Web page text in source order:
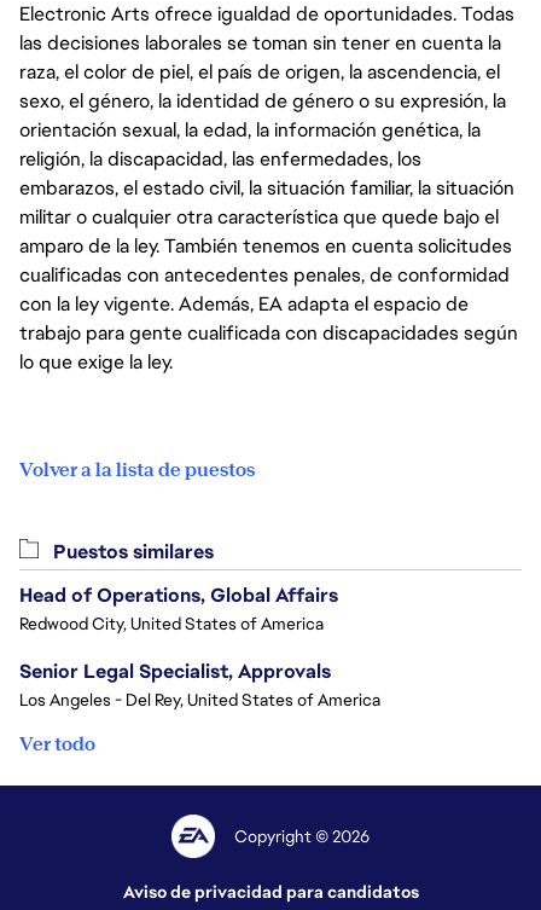
Electronic Arts ofrece igualdad de oportunidades. Todas
las decisiones laborales se toman sin tener en cuenta la
raza, el color de piel, el país de origen, la ascendencia, el
sexo, el género, la identidad de género o su expresión, la
orientación sexual, la edad, la información genética, la
religión, la discapacidad, las enfermedades, los
embarazos, el estado civil, la situación familiar, la situación
militar o cualquier otra característica que quede bajo el
amparo de la ley. También tenemos en cuenta solicitudes
cualificadas con antecedentes penales, de conformidad
con la ley vigente. Además, EA adapta el espacio de
trabajo para gente cualificada con discapacidades según
lo que exige la ley.
Volver a la lista de puestos
Puestos similares
Head of Operations, Global Affairs
Redwood City, United States of America
Senior Legal Specialist, Approvals
Los Angeles - Del Rey, United States of America
Ver todo
Copyright © 2026
Aviso de privacidad para candidatos